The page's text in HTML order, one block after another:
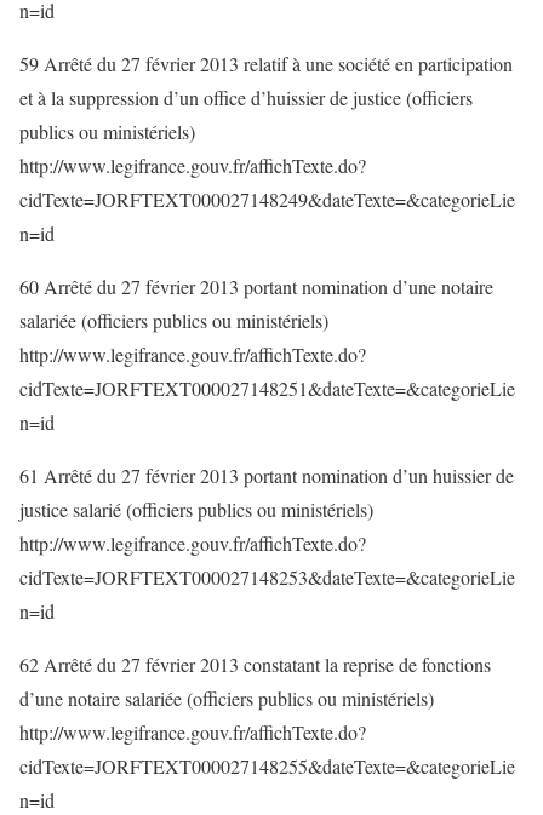
n=id
59 Arrêté du 27 février 2013 relatif à une société en participation
et à la suppression d’un office d’huissier de justice (officiers
publics ou ministériels)
http://www.legifrance.gouv.fr/affichTexte.do?
cidTexte=JORFTEXT000027148249&dateTexte=&categorieLie
n=id
60 Arrêté du 27 février 2013 portant nomination d’une notaire
salariée (officiers publics ou ministériels)
http://www.legifrance.gouv.fr/affichTexte.do?
cidTexte=JORFTEXT000027148251&dateTexte=&categorieLie
n=id
61 Arrêté du 27 février 2013 portant nomination d’un huissier de
justice salarié (officiers publics ou ministériels)
http://www.legifrance.gouv.fr/affichTexte.do?
cidTexte=JORFTEXT000027148253&dateTexte=&categorieLie
n=id
62 Arrêté du 27 février 2013 constatant la reprise de fonctions
d’une notaire salariée (officiers publics ou ministériels)
http://www.legifrance.gouv.fr/affichTexte.do?
cidTexte=JORFTEXT000027148255&dateTexte=&categorieLie
n=id